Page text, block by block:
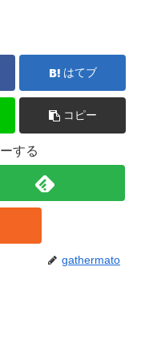
はてブ
コピー
する
gathermato